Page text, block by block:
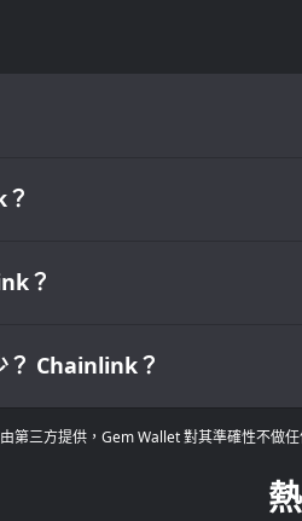
？
？ Chainlink？
第三方提供，Gem Wallet 對其準確性不做任